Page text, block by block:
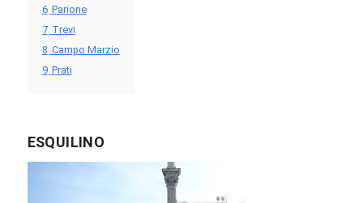
6 Parione
7 Trevi
8 Campo Marzio
9 Prati
ESQUILINO